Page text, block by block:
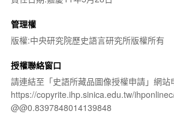
管理權
版權:中央研究院歷史語言研究所版權所有
授權聯絡窗口
請連結至「史語所藏品圖像授權申請」網站
https://copyrite.ihp.sinica.edu.tw/
@@0.8397848014139848